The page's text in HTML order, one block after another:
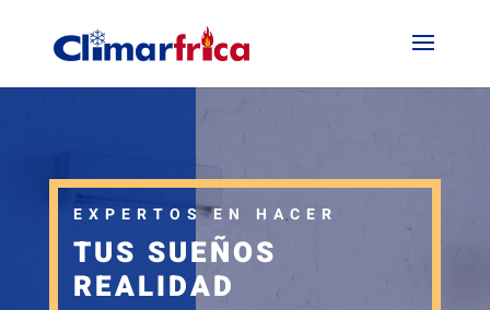
EXPERTOS EN HACER
TUS SUEÑOS
REALIDAD